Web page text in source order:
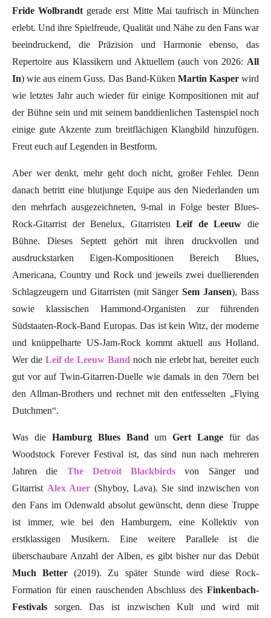
Fride Wolbrandt gerade erst Mitte Mai taufrisch in München
erlebt. Und ihre Spielfreude, Qualität und Nähe zu den Fans war
beeindruckend, die Präzision und Harmonie ebenso, das
Repertoire aus Klassikern und Aktuellem (auch von 2026: All
In) wie aus einem Guss. Das Band-Küken Martin Kasperwird
wie letztes Jahr auch wieder für einige Kompositionen mit auf
der Bühne sein und mit seinem banddienlichen Tastenspiel noch
einige gute Akzente zum breitflächigen Klangbild hinzufügen.
Freut euch auf Legenden in Bestform.
Aber wer denkt, mehr geht doch nicht, großer Fehler. Denn
danach betritt eine blutjunge Equipe aus den Niederlanden um
den mehrfach ausgezeichneten, 9-mal in Folge bester Blues-
Rock-Gitarrist der Benelux, GitarristenLeif de Leeuw die
Bühne. Dieses Septett gehört mit ihren druckvollen und
ausdruckstarken Eigen-Kompositionen Bereich Blues,
Americana, Country und Rock und jeweils zwei duellierenden
Schlagzeugern und Gitarristen (mit SängerSem Jansen), Bass
sowie klassischen Hammond-Organisten zur führenden
Südstaaten-Rock-Band Europas. Das ist kein Witz, der moderne
und knüppelharte US-Jam-Rock kommt aktuell aus Holland.
Wer die Leif de Leeuw Band noch nie erlebt hat, bereitet euch
gut vor auf Twin-Gitarren-Duelle wie damals in den 70ern bei
den Allman-Brothers und rechnet mit den entfesselten „Flying
Dutchmen“.
Was die Hamburg Blues Band umGert Lange für das
Woodstock Forever Festival ist, das sind nun nach mehreren
Jahren die The Detroit Blackbirds von Sänger und
Gitarrist Alex Auer (Shyboy, Lava). Sie sind inzwischen von
den Fans im Odenwald absolut gewünscht, denn diese Truppe
ist immer, wie bei den Hamburgern, eine Kollektiv von
erstklassigen Musikern. Eine weitere Parallele ist die
überschaubare Anzahl der Alben, es gibt bisher nur das Debüt
Much Better (2019). Zu später Stunde wird diese Rock-
Formation für einen rauschenden Abschluss des Finkenbach-
Festivals sorgen. Das ist inzwischen Kult und wird mit